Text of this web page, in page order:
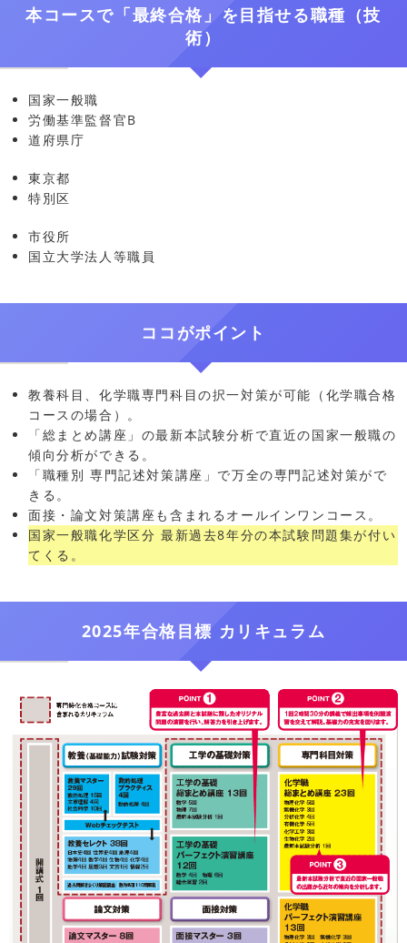
本コースで「最終合格」を目指せる職種（技
術）
国家一般職
労働基準監督官B
道府県庁
東京都
特別区
市役所
国立大学法人等職員
ココがポイント
教養科目、化学職専門科目の択一対策が可能（化学職合格
コースの場合）。
「総まとめ講座」の最新本試験分析で直近の国家一般職の
傾向分析ができる。
「職種別 専門記述対策講座」で万全の専門記述対策がで
きる。
面接・論文対策講座も含まれるオールインワンコース。
国家一般職化学区分 最新過去8年分の本試験問題集が付い
てくる。
2025年合格目標 カリキュラム